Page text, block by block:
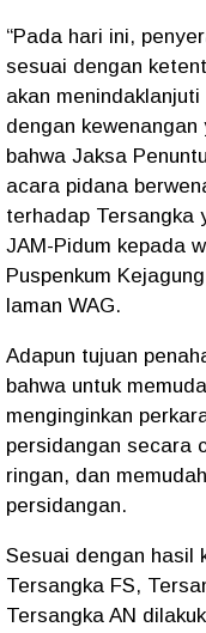
“Pada hari ini,
sesuai dengan
akan
dengan
bahwa Jaksa
acara pidana
terhadap Tersangka
JAM-Pidum kepada
Puspenkum
laman WAG.
Adapun tujuan
bahwa untuk
menginginkan
persidangan secara
ringan, dan
persidangan.
Sesuai dengan hasil
Tersangka FS,
Tersangka AN